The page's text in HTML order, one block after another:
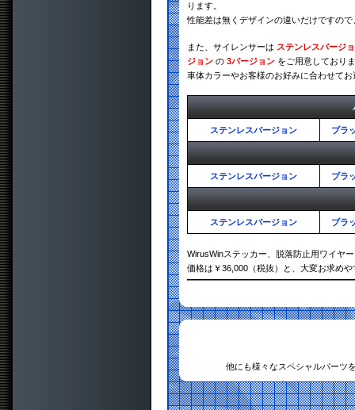
ります。
性能差は無くデザインの違いだけですの
また、サイレンサーは ステンレスバージ
ジョン の 3バージョン をご用意しており
車体カラーやお客様のお好みに合わせて
ステンレスバージョン ブラ
ステンレスバージョン ブラ
ステンレスバージョン ブラ
WirusWinステッカー、脱落防止用ワイヤ
価格は￥36,000（税抜）と、大変お求め
他にも様々なスペシャルパーツ